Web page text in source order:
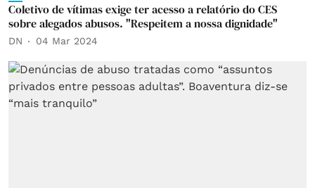
Coletivo de vítimas exige ter acesso a relatório do CES
sobre alegados abusos. "Respeitem a nossa dignidade"
DN 04 Mar 2024